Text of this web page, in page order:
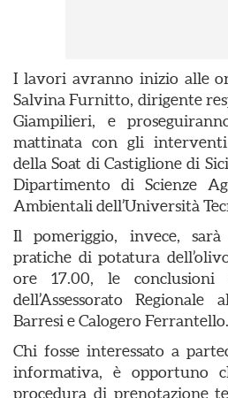
I lavori avranno inizio alle
Salvina Furnitto, dirigente
Giampilieri, e
mattinata con gli
della Soat di Castiglione di
Dipartimento di Scienze
Ambientali dell’Università
Il pomeriggio, invece,
pratiche di potatura
ore 17.00, le conclusioni
dell’Assessorato Regionale
Barresi e Calogero Ferrantello.
Chi fosse interessato a
informativa, è opportuno
procedura di prenotazione